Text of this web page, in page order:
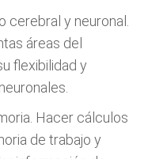
cerebral y neuronal.
áreas del
flexibilidad y
Hacer cálculos
de trabajo y